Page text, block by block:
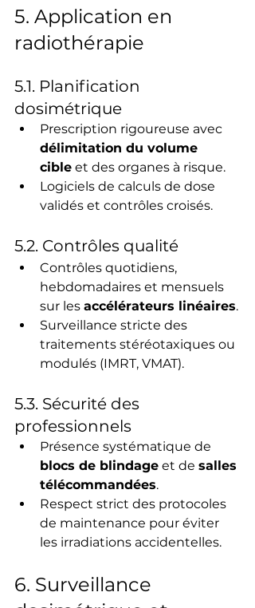
5. Application en
radiothérapie
5.1. Planification
dosimétrique
Prescription rigoureuse avec
délimitation du volume
cible et des organes à risque.
Logiciels de calculs de dose
validés et contrôles croisés.
5.2. Contrôles qualité
Contrôles quotidiens,
hebdomadaires et mensuels
sur les accélérateurs linéaires.
Surveillance stricte des
traitements stéréotaxiques ou
modulés (IMRT, VMAT).
5.3. Sécurité des
professionnels
Présence systématique de
blocs de blindage et de salles
télécommandées.
Respect strict des protocoles
de maintenance pour éviter
les irradiations accidentelles.
6. Surveillance